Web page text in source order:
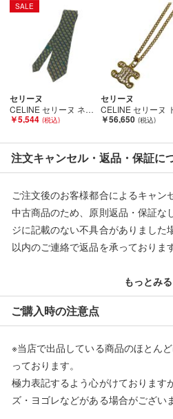
SALE
セリーヌ
CELINE セリーヌ ネクタイ ブラウン Bランク
￥5,544
セリーヌ
￥56,650
注文キャンセル・返品・保証に
ご注文後のお客様都合によるキャン
中古商品のため、原則返品・保証な
ジに記載のない不具合がありました
以内のご連絡で返品を承っております
配送料ともに当社負担で対応いたし
※オンラインストアで購入頂いた商
できません。また、商品の修理及び
返品・交換について
もっとみる
ご購入時の注意点
※当店で出品している商品のほとん
っております。
極力表記するよう心がけております
ズ・ヨゴレなどがある場合がござい